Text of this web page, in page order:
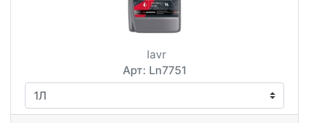
lavr
Арт: Ln7751